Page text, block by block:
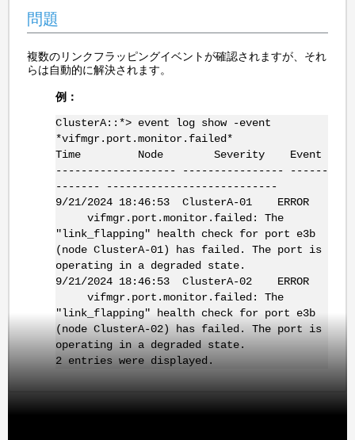
問題
複数のリンクフラッピングイベントが確認されますが、それ
らは自動的に解決されます。
例：
ClusterA::*> event log show -event
*vifmgr.port.monitor.failed*
Time Node Severity Event
------------------- ---------------- ------
------- ---------------------------
9/21/2024 18:46:53 ClusterA-01 ERROR
vifmgr.port.monitor.failed: The
"link_flapping" health check for port e3b
(node ClusterA-01) has failed. The port is
operating in a degraded state.
9/21/2024 18:46:53 ClusterA-02 ERROR
vifmgr.port.monitor.failed: The
"link_flapping" health check for port e3b
(node ClusterA-02) has failed. The port is
operating in a degraded state.
2 entries were displayed.